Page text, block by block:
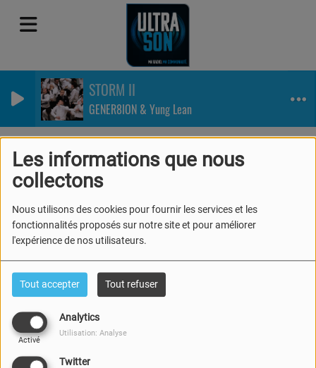
Les informations que nous
collectons
Nous utilisons des cookies pour fournir les services et les
fonctionnalités proposés sur notre site et pour améliorer
l'expérience de nos utilisateurs.
Tout accepter Tout refuser
Analytics
Activé
Utilisation: Analyse
Twitter
STORM II
GENER8ION & Yung Lean
Baptiste
l'Ultrason Academy 2021
anime l'